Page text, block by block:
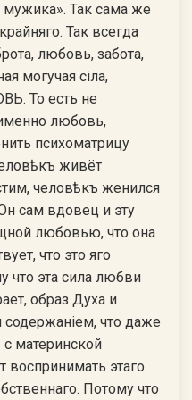
мужика». Так сама же
Так всегда
любовь, забота,
могучая сiла,
То есть не
любовь,
психоматрицу
живёт
человѣкъ женился
сам вдовец и эту
любовью, что она
что это яго
что эта сила любви
образ Духа и
содержанiем, что даже
материнской
воспринимать этаго
Потому что